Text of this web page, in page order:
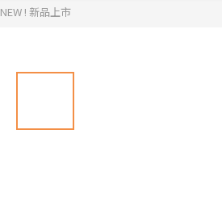
NEW ! 新品上市